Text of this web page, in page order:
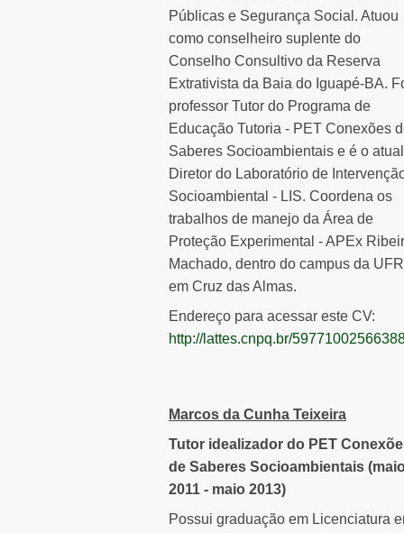
Públicas e Segurança Social. Atuou
como conselheiro suplente do
Conselho Consultivo da Reserva
Extrativista da Baia do Iguapé-BA.
professor Tutor do Programa de
Educação Tutoria - PET Conexões
Saberes Socioambientais e é o atual
Diretor do Laboratório de
Socioambiental - LIS. Coordena os
trabalhos de manejo da Área de
Proteção Experimental - APEx
Machado, dentro do campus da
em Cruz das Almas.
Endereço para acessar este CV:
http://lattes.cnpq.br/
Marcos da Cunha Teixeira
Tutor idealizador do PET
de Saberes Socioambientais
2011 - maio 2013)
Possui graduação em Licenciatura